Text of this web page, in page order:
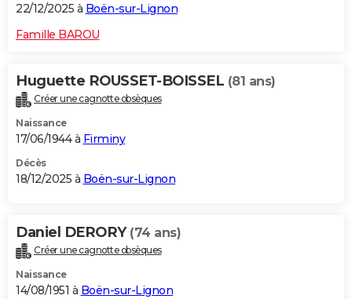
22/12/2025 à Boën-sur-Lignon
Famille BAROU
Huguette ROUSSET-BOISSEL (81 ans)
Créer une cagnotte obsèques
Naissance
17/06/1944 à Firminy
Décès
18/12/2025 à Boën-sur-Lignon
Daniel DERORY (74 ans)
Créer une cagnotte obsèques
Naissance
14/08/1951 à Boën-sur-Lignon